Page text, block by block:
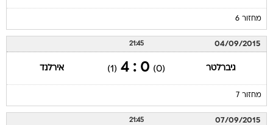
מחזור 6
04/09/2015
21:45
גיברלטר (0)
0 : 4
(1) אירלנד
מחזור 7
07/09/2015
21:45